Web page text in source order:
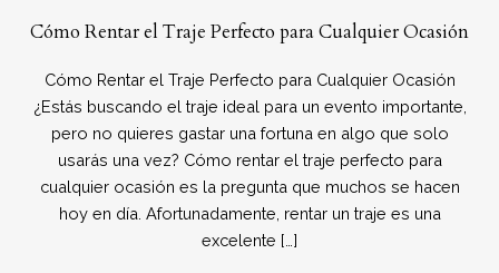
Cómo Rentar el Traje Perfecto para Cualquier Ocasión
Cómo Rentar el Traje Perfecto para Cualquier Ocasión
¿Estás buscando el traje ideal para un evento importante,
pero no quieres gastar una fortuna en algo que solo
usarás una vez? Cómo rentar el traje perfecto para
cualquier ocasión es la pregunta que muchos se hacen
hoy en día. Afortunadamente, rentar un traje es una
excelente […]